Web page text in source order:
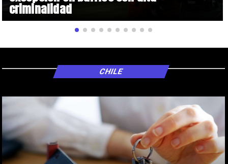
criminalidad
CHILE